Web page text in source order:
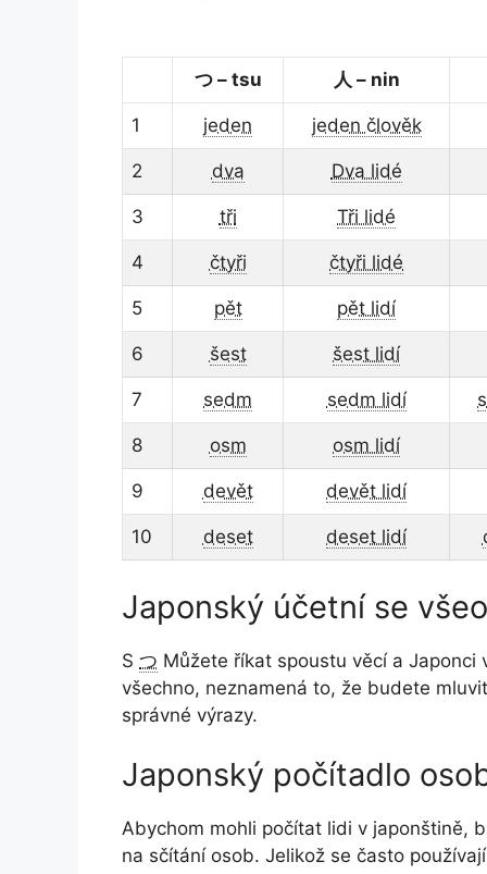
つ – tsu
人 – nin
1 jeden jeden člověk
2 dva Dva lidé
3 tři Tři lidé
4 čtyři čtyři lidé
5 pět pět lidí
6 šest šest lidí
7 sedm sedm lidí
8 osm osm lidí
9 devět devět lidí
10 deset deset lidí
Japonský účetní se
S つ Můžete říkat spoustu věcí a
všechno, neznamená to, že budete
správné výrazy.
Japonský počítadlo
Abychom mohli počítat lidi v japonštině,
na sčítání osob. Jelikož se často